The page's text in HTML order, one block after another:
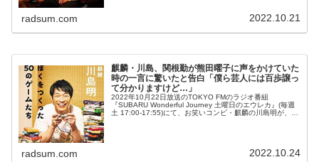
radsum.com 2022.10.21
麒麟・川島、関根勤が熊田曜子に声をかけていた
時の一言に驚いたと告白「僕ら芸人には百歩譲っ
て分かりますけど…」
2022年10月22日放送のTOKYO FMのラジオ番組
『SUBARU Wonderful Journey 土曜日のエウレカ』(毎週
土 17:00-17:55)にて、お笑いコンビ・麒麟の川島明が、関
radsum.com 2022.10.24